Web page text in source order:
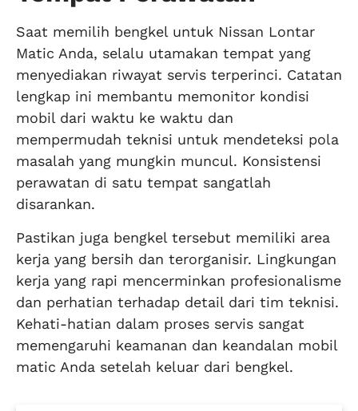
Saat memilih bengkel untuk Nissan Lontar
Matic Anda, selalu utamakan tempat yang
menyediakan riwayat servis terperinci. Catatan
lengkap ini membantu memonitor kondisi
mobil dari waktu ke waktu dan
mempermudah teknisi untuk mendeteksi pola
masalah yang mungkin muncul. Konsistensi
perawatan di satu tempat sangatlah
disarankan.
Pastikan juga bengkel tersebut memiliki area
kerja yang bersih dan terorganisir. Lingkungan
kerja yang rapi mencerminkan profesionalisme
dan perhatian terhadap detail dari tim teknisi.
Kehati-hatian dalam proses servis sangat
memengaruhi keamanan dan keandalan mobil
matic Anda setelah keluar dari bengkel.